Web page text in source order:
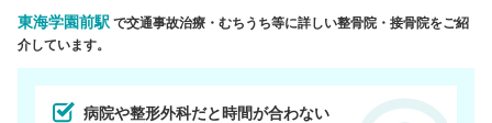
東海学園前駅 で交通事故治療・むちうち等に詳しい整骨院・接骨院をご紹
介しています。
病院や整形外科だと時間が合わない